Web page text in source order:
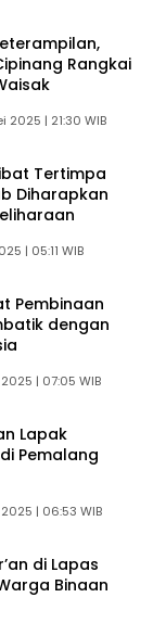
Rangkai
2025 | 21:30 WIB
Tertimpa
Diharapkan
| 05:11 WIB
Pembinaan
dengan
| 07:05 WIB
Lapak
Pemalang
| 06:53 WIB
di Lapas
Binaan